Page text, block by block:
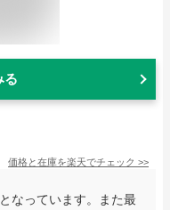
る
価格と在庫を楽天でチェック >>
なっています。また最